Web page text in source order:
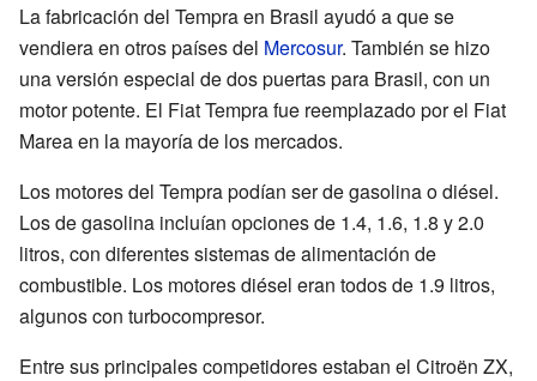
La fabricación del Tempra en Brasil ayudó a que se
vendiera en otros países del Mercosur. También se hizo
una versión especial de dos puertas para Brasil, con un
motor potente. El Fiat Tempra fue reemplazado por el Fiat
Marea en la mayoría de los mercados.
Los motores del Tempra podían ser de gasolina o diésel.
Los de gasolina incluían opciones de 1.4, 1.6, 1.8 y 2.0
litros, con diferentes sistemas de alimentación de
combustible. Los motores diésel eran todos de 1.9 litros,
algunos con turbocompresor.
Entre sus principales competidores estaban el Citroën ZX,